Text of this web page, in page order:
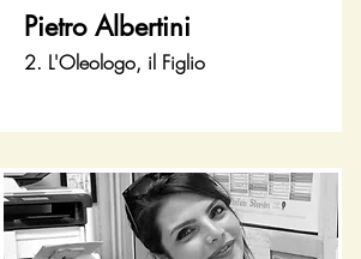
Pietro Albertini
2. L'Oleologo, il Figlio